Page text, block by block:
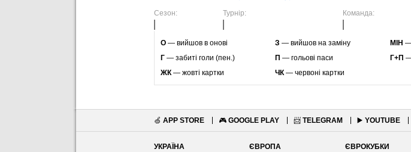
Сезон: Турнір: Команда:
O — вийшов в онові З — вийшов на заміну МІН —
Г — забиті голи (пен.) П — гольові паси Г+П —
ЖК— жовті картки ЧК— червоні картки
🍏 APP STORE 🎮 GOOGLE PLAY 📨 TELEGRAM ▶️ YOUTUBE
УКРАЇНА
ЄВРОПА
ЄВРОКУБКИ